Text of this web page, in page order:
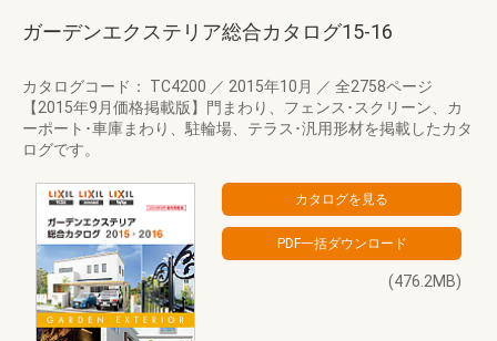
ガーデンエクステリア総合カタログ15-16
カタログコード： TC4200 ／ 2015年10月 ／ 全2758ページ
【2015年9月価格掲載版】門まわり、フェンス･スクリーン、カ
ーポート･車庫まわり、駐輪場、テラス･汎用形材を掲載したカタ
ログです。
(476.2MB)